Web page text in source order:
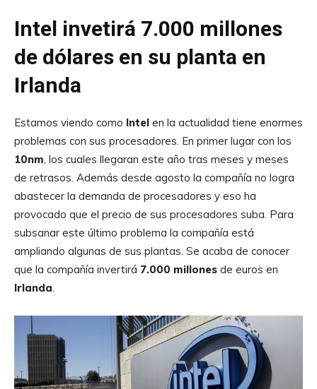
Intel invetirá 7.000 millones
de dólares en su planta en
Irlanda
Estamos viendo como Intel en la actualidad tiene enormes
problemas con sus procesadores. En primer lugar con los
10nm , los cuales llegaran este año tras meses y meses
de retrasos. Además desde agosto la compañía no logra
abastecer la demanda de procesadores y eso ha
provocado que el precio de sus procesadores suba. Para
subsanar este último problema la compañía está
ampliando algunas de sus plantas. Se acaba de conocer
que la compañía invertirá 7.000 millones de euros en
Irlanda